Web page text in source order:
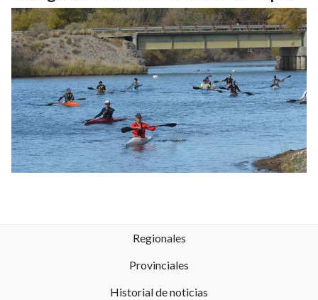
Regionales
Provinciales
Historial de noticias